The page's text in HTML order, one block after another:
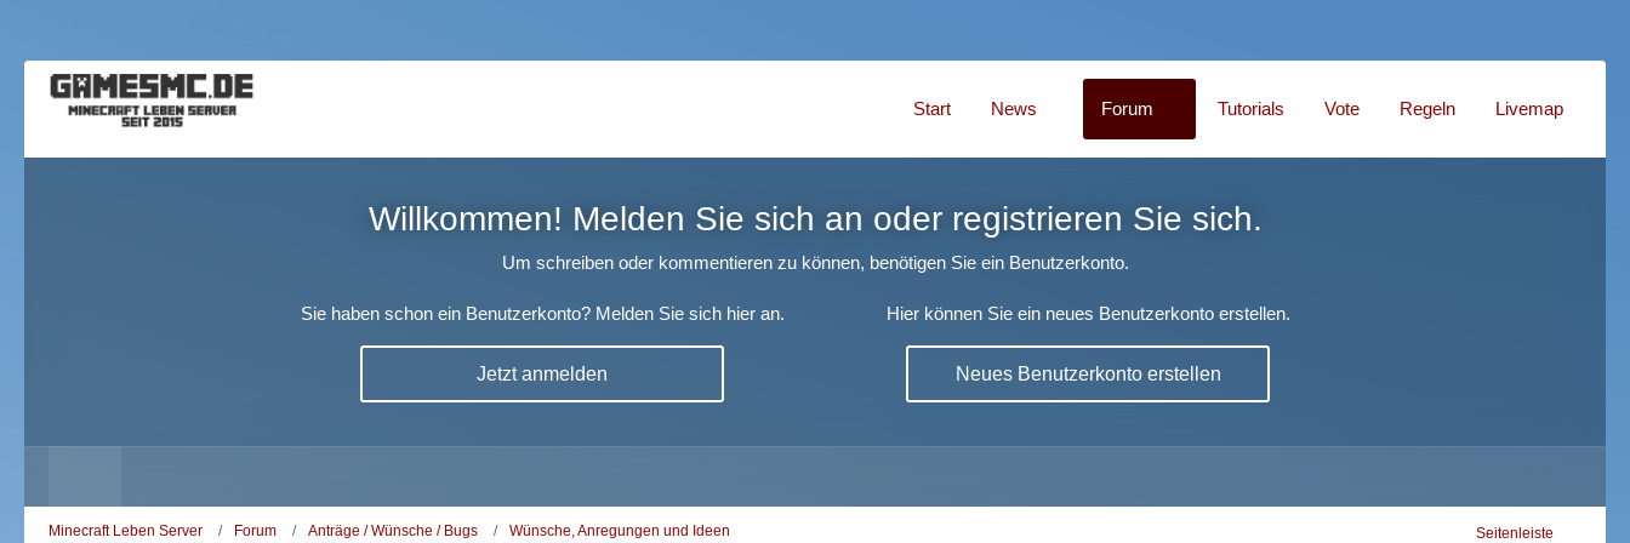
Start News Forum Tutorials Vote Regeln Livemap
Willkommen! Melden Sie sich an oder registrieren Sie sich.
Um schreiben oder kommentieren zu können, benötigen Sie ein Benutzerkonto.
Sie haben schon ein Benutzerkonto? Melden Sie sich hier an.
Jetzt anmelden
Hier können Sie ein neues Benutzerkonto erstellen.
Neues Benutzerkonto erstellen
Minecraft Leben Server Forum Anträge / Wünsche / Bugs Wünsche, Anregungen und Ideen Seitenleiste